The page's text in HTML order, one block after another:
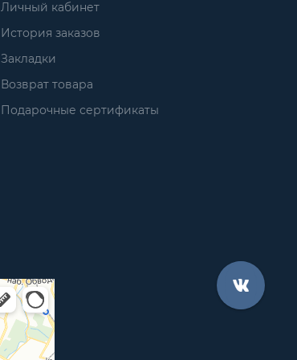
Личный кабинет
История заказов
Закладки
Возврат товара
Подарочные сертификаты